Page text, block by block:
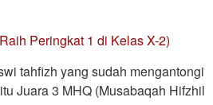
Peringkat 1 di Kelas X-2)
tahfizh yang sudah mengantongi
Juara 3 MHQ (Musabaqah Hifzhil